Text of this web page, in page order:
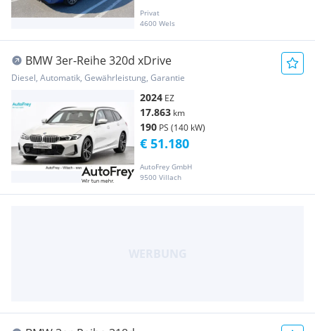
Privat
4600 Wels
BMW 3er-Reihe 320d xDrive
Diesel, Automatik, Gewährleistung, Garantie
2024 EZ
17.863 km
190 PS (140 kW)
AutoFrey GmbH
9500 Villach
€ 51.180